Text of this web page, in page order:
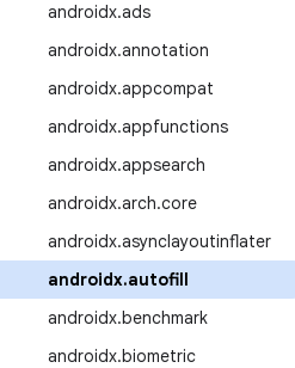
androidx.ads
androidx.annotation
androidx.appcompat
androidx.appfunctions
androidx.appsearch
androidx.arch.core
androidx.asynclayoutinflater
androidx.autofill
androidx.benchmark
androidx.biometric